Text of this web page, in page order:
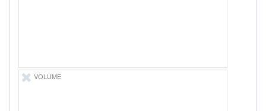
Non éligible
Boursobank
VOLUME